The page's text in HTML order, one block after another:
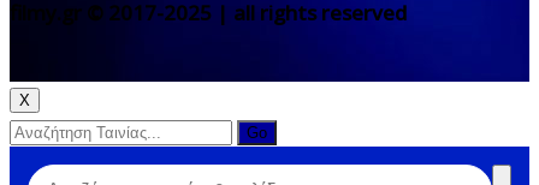
filmy.gr © 2017-2025 | all rights reserved
X